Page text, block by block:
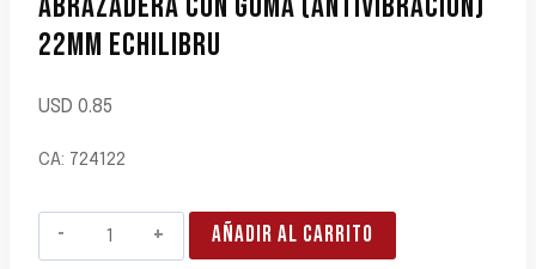
22MM ECHILIBRU
USD 0.85
CA: 724122
ABRAZADERA
CON
AÑADIR AL CARRITO